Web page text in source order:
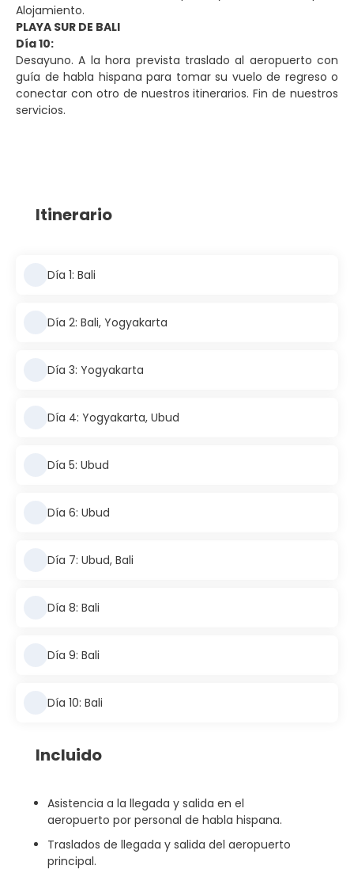
Alojamiento.
PLAYA SUR DE BALI
Día 10:
Desayuno. A la hora prevista traslado al aeropuerto con
guía de habla hispana para tomar su vuelo de regreso o
conectar con otro de nuestros itinerarios. Fin de nuestros
servicios.
Itinerario
Día 1: Bali
Día 2: Bali, Yogyakarta
Día 3: Yogyakarta
Día 4: Yogyakarta, Ubud
Día 5: Ubud
Día 6: Ubud
Día 7: Ubud, Bali
Día 8: Bali
Día 9: Bali
Día 10: Bali
Incluido
Asistencia a la llegada y salida en el
aeropuerto por personal de habla hispana.
Traslados de llegada y salida del aeropuerto
principal.